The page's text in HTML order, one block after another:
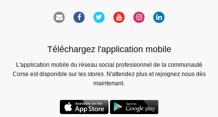
Téléchargez l'application mobile
L'application mobile du réseau social professionnel de la communauté
Corse est disponible sur les stores. N'attendez plus et rejoignez nous dès
maintenant.